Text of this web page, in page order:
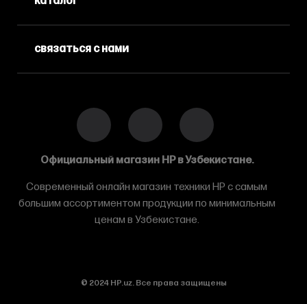
связаться с нами
Официальный магазин HP в Узбекистане.
Современный онлайн магазин техники HP с самым
большим ассортиментом продукции по минимальным
ценам в Узбекистане.
© 2024 HP.uz. Все права защищены